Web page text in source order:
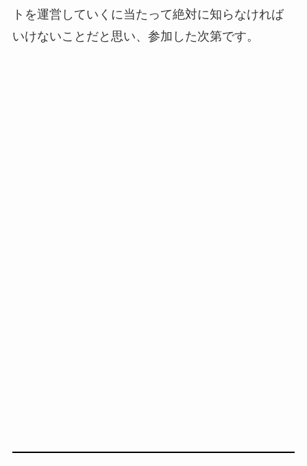
トを運営していくに当たって絶対に知らなければ
いけないことだと思い、参加した次第です。